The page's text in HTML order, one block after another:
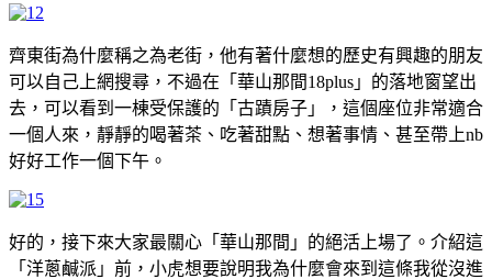
齊東街為什麼稱之為老街，他有著什麼想的歷史有興趣的朋友
可以自己上網搜尋，不過在「華山那間18plus」的落地窗望出
去，可以看到一棟受保護的「古蹟房子」，這個座位非常適合
一個人來，靜靜的喝著茶、吃著甜點、想著事情、甚至帶上nb
好好工作一個下午。
好的，接下來大家最關心「華山那間」的絕活上場了。介紹這
「洋蔥鹹派」前，小虎想要說明我為什麼會來到這條我從沒進